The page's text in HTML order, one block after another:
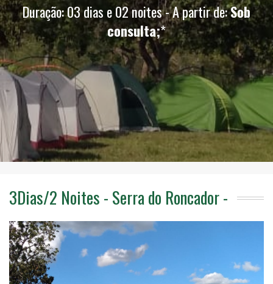
Duração: 03 dias e 02 noites - A partir de:Sob
consulta;*
3Dias/2 Noites - Serra do Roncador -